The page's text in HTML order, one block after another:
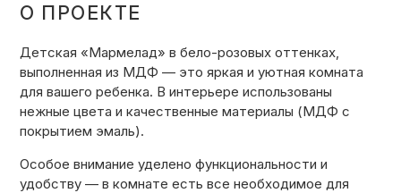
О ПРОЕКТЕ
Детская «Мармелад» в бело-розовых оттенках,
выполненная из МДФ — это яркая и уютная комната
для вашего ребенка. В интерьере использованы
нежные цвета и качественные материалы (МДФ с
покрытием эмаль).
Особое внимание уделено функциональности и
удобству — в комнате есть все необходимое для
3D ПРОЕКТ В ПОДАРОК
БЛОГ О ДИЗАЙНЕ МЕБЕЛИ